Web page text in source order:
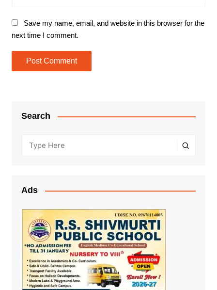
Save my name, email, and website in this browser for the
next time I comment.
Search
Ads